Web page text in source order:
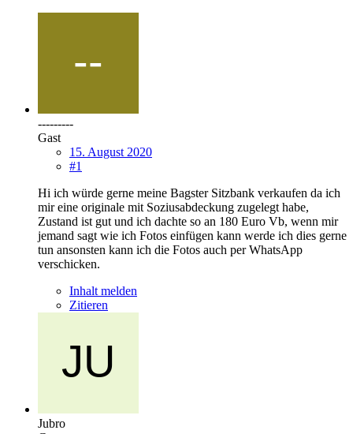
---------
Gast
15. August 2020
#1
Hi ich würde gerne meine Bagster Sitzbank verkaufen da ich
mir eine originale mit Soziusabdeckung zugelegt habe,
Zustand ist gut und ich dachte so an 180 Euro Vb, wenn mir
jemand sagt wie ich Fotos einfügen kann werde ich dies gerne
tun ansonsten kann ich die Fotos auch per WhatsApp
verschicken.
Inhalt melden
Zitieren
Jubro